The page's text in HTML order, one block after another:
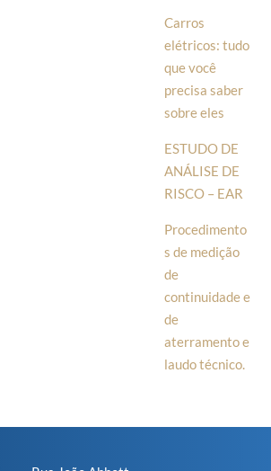
Carros
elétricos: tudo
que você
precisa saber
sobre eles
ESTUDO DE
ANÁLISE DE
RISCO – EAR
Procedimento
s de medição
de
continuidade e
de
aterramento e
laudo técnico.